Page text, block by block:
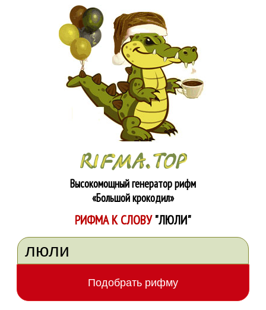
Высокомощный генератор рифм
«Большой крокодил»
РИФМА К СЛОВУ"ЛЮЛИ"